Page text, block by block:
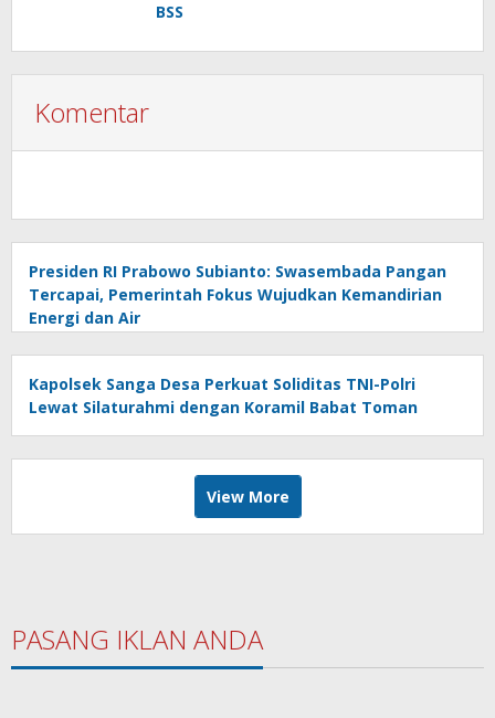
BSS
Komentar
Presiden RI Prabowo Subianto: Swasembada Pangan
Tercapai, Pemerintah Fokus Wujudkan Kemandirian
Energi dan Air
Kapolsek Sanga Desa Perkuat Soliditas TNI-Polri
Lewat Silaturahmi dengan Koramil Babat Toman
View More
PASANG IKLAN ANDA